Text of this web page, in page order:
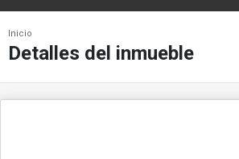
Inicio
Detalles del inmueble